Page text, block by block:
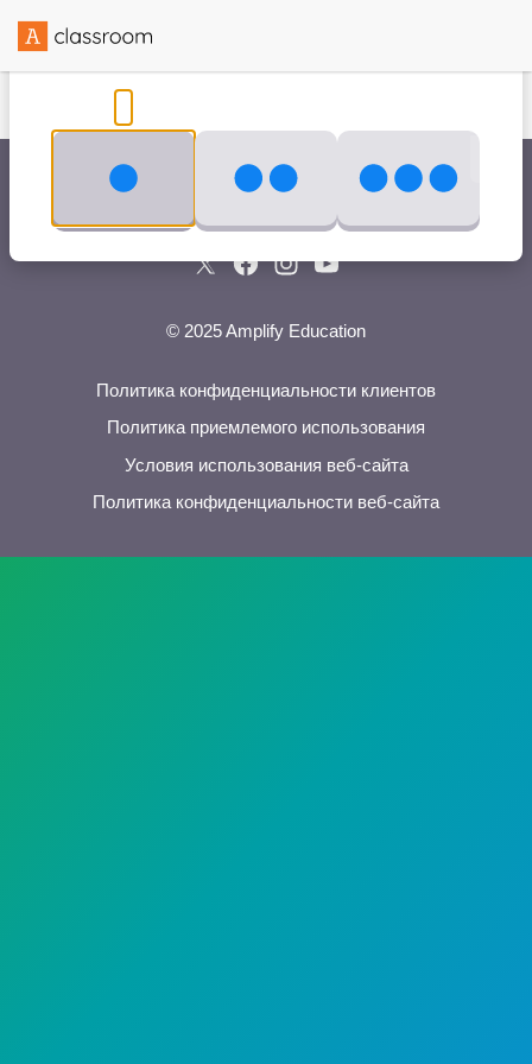
© 2025 Amplify Education
Политика конфиденциальности клиентов
Политика приемлемого использования
Условия использования веб-сайта
Политика конфиденциальности веб-сайта